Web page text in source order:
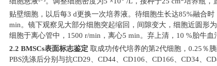
贴壁细胞，以后每3 d更换一次培养液。待细胞生长达85%融合时
min。镜下观察见大部分细胞突起缩回，间隙变大，细胞近圆形
细胞于离心管中， 1500 r/min ， 离心5 min。弃上清， 10 % 胎牛血
2.2 BMSCs表面标志鉴定 取成功传代培养的第2代细胞， 0.25 ％
PBS洗涤后分别与抗CD29 CD44 CD106 CD166 CD34